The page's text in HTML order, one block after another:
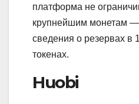
платформа не
крупнейшим монетам
сведения о резервах в
токенах.
Huobi